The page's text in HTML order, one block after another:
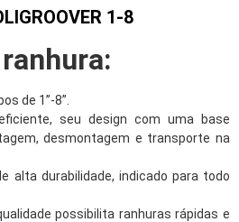
1-8
de 1”-8”.
seu design com uma base
desmontagem e transporte na
alta durabilidade, indicado para todo
possibilita ranhuras rápidas e